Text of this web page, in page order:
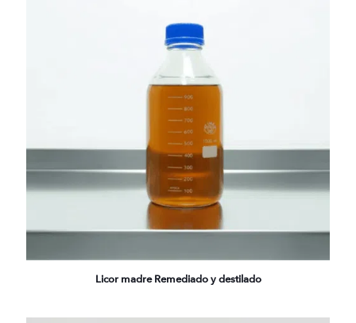
Licor madre Remediado y destilado